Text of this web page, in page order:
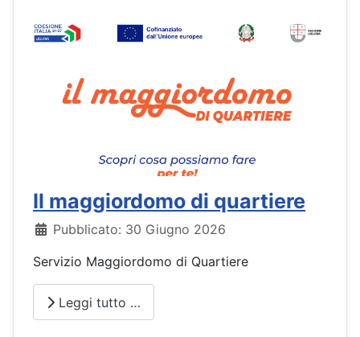
Il maggiordomo di quartiere
Dettagli
Pubblicato: 30 Giugno 2026
Servizio Maggiordomo di Quartiere
Leggi tutto …